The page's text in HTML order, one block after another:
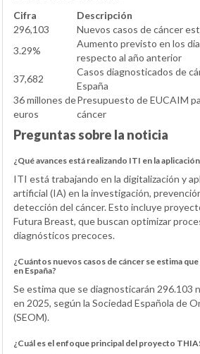
Cifra
Descripción
296,103
Nuevos casos de cáncer
3.29%
Aumento previsto en los
respecto al año anterior
37,682
Casos diagnosticados de
España
36 millones de
euros
Presupuesto de EUCAIM
cáncer
Preguntas sobre la noticia
¿Qué avances está realizando ITI en la
ITI está trabajando en la digitalización y
artificial (IA) en la investigación,
detección del cáncer. Esto incluye
Futura Breast, que buscan optimizar
diagnósticos precoces.
¿Cuántos nuevos casos de cáncer se estima
en España?
Se estima que se diagnosticarán 296.103
en 2025, según la Sociedad Española de
(SEOM).
¿Cuál es el enfoque principal del proyecto